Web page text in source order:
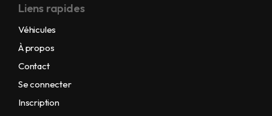
Liens rapides
Véhicules
À propos
Contact
Se connecter
Inscription